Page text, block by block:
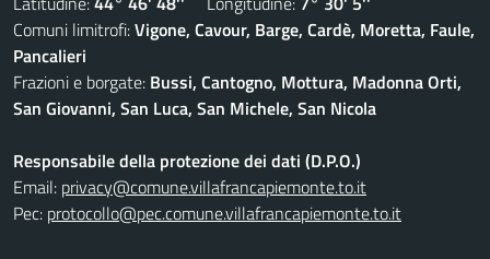
Comuni limitrofi:Vigone, Cavour, Barge, Cardè, Moretta, Faule,
Pancalieri
Frazioni e borgate: Bussi, Cantogno, Mottura, Madonna Orti,
San Giovanni, San Luca, San Michele, San Nicola
Responsabile della protezione dei dati (D.P.O.)
Email: privacy@comune.villafrancapiemonte.to.it
Pec: protocollo@pec.comune.villafrancapiemonte.to.it